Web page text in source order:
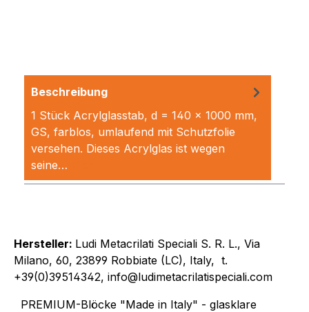
Beschreibung
1 Stück Acrylglasstab, d = 140 x 1000 mm,
GS, farblos, umlaufend mit Schutzfolie
versehen. Dieses Acrylglas ist wegen
seine…
Hersteller: Ludi Metacrilati Speciali S. R. L., Via
Milano, 60, 23899 Robbiate (LC), Italy, t.
+39(0)39514342, info@ludimetacrilatispeciali.com
PREMIUM-Blöcke "Made in Italy" - glasklare